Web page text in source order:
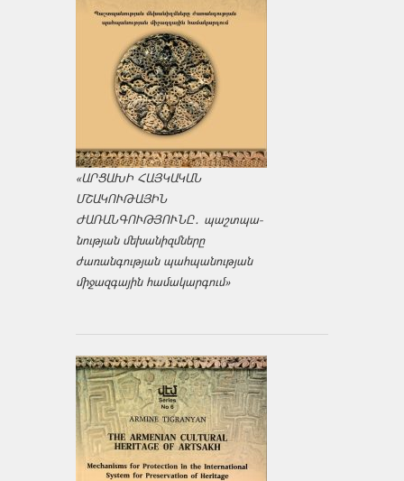
«ԱՐՑԱԽԻ ՀԱՅԿԱԿԱՆ
ՄՇԱԿՈՒԹԱՅԻՆ
ԺԱՌԱՆԳՈՒԹՅՈՒՆԸ․ պաշտպա­
նության մեխանիզմները
ժառանգության պահպանության
միջազ­գային համակարգում»